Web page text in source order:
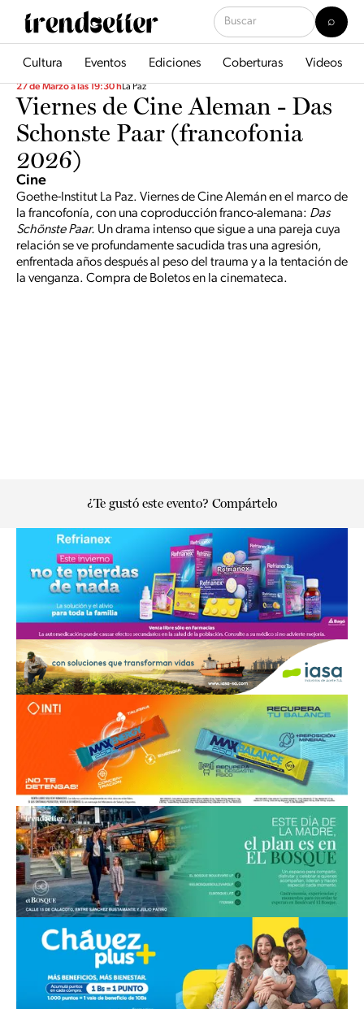
Cultura Eventos Ediciones Coberturas Videos
27 de Marzo a las 19:30 hLa Paz
Viernes de Cine Aleman - Das
Schonste Paar (francofonia
2026)
Cine
Goethe-Institut La Paz. Viernes de Cine Alemán en el marco de
la francofonía, con una coproducción franco-alemana: Das
Schönste Paar. Un drama intenso que sigue a una pareja cuya
relación se ve profundamente sacudida tras una agresión,
enfrentada años después al peso del trauma y a la tentación de
la venganza. Compra de Boletos en la cinemateca.
¿Te gustó este evento? Compártelo